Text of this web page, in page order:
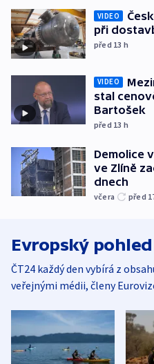
VIDEO
při
před 13 h
VIDEO
stal
Bartošek
před 13 h
Demolice
ve Zlíně
dnech
včera před
Evropský pohled
ČT24 každý den vybírá z
veřejnými médii, členy